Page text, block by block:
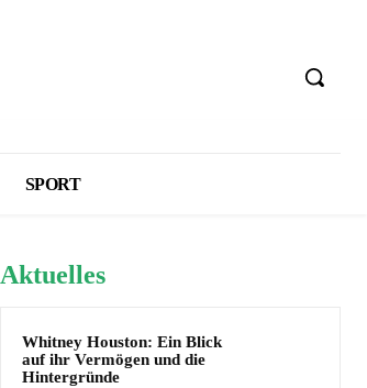
SPORT
Aktuelles
Whitney Houston: Ein Blick
auf ihr Vermögen und die
Hintergründe